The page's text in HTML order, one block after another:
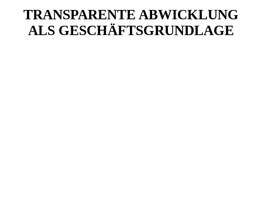
TRANSPARENTE ABWICKLUNG
ALS GESCHÄFTSGRUNDLAGE